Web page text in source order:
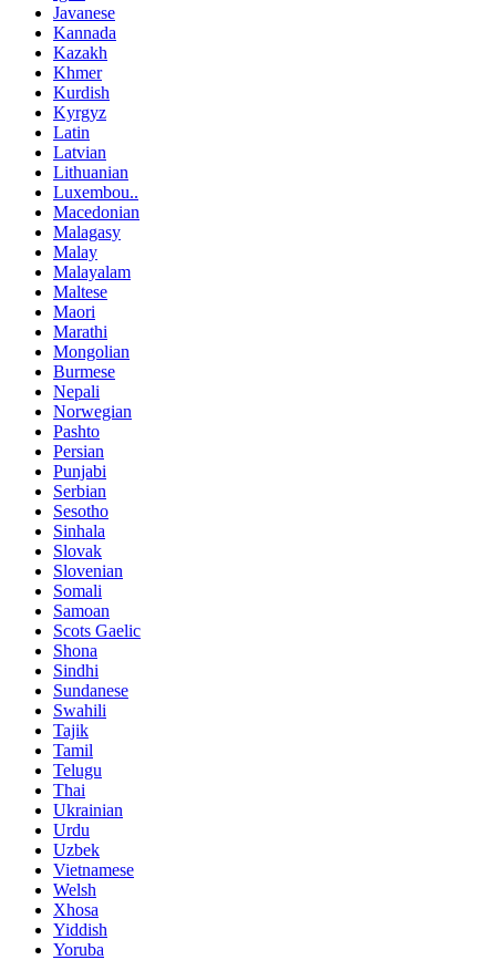
Javanese
Kannada
Kazakh
Khmer
Kurdish
Kyrgyz
Latin
Latvian
Lithuanian
Luxembou..
Macedonian
Malagasy
Malay
Malayalam
Maltese
Maori
Marathi
Mongolian
Burmese
Nepali
Norwegian
Pashto
Persian
Punjabi
Serbian
Sesotho
Sinhala
Slovak
Slovenian
Somali
Samoan
Scots Gaelic
Shona
Sindhi
Sundanese
Swahili
Tajik
Tamil
Telugu
Thai
Ukrainian
Urdu
Uzbek
Vietnamese
Welsh
Xhosa
Yiddish
Yoruba